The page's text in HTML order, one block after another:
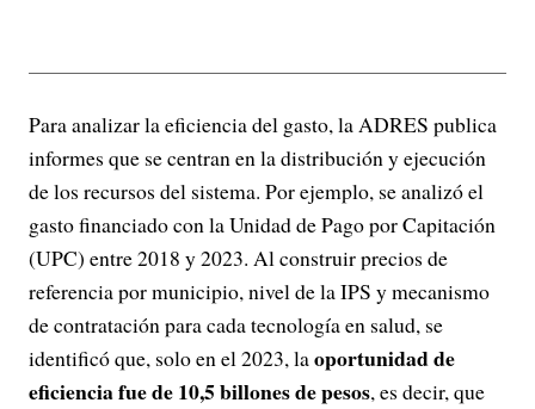
Para analizar la eficiencia del gasto, la ADRES publica
informes que se centran en la distribución y ejecución
de los recursos del sistema. Por ejemplo, se analizó el
gasto financiado con la Unidad de Pago por Capitación
(UPC) entre 2018 y 2023. Al construir precios de
referencia por municipio, nivel de la IPS y mecanismo
de contratación para cada tecnología en salud, se
identificó que, solo en el 2023, laoportunidad de
eficiencia fue de 10,5 billones de pesos, es decir, que